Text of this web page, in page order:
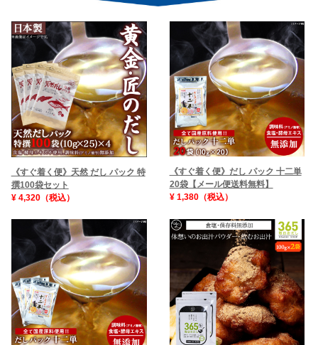
《すぐ着く便》天然 だし パック 特
撰100袋セット
¥ 4,320（税込）
《すぐ着く便》だし パック 十二単
20袋【メール便送料無料】
¥ 1,380（税込）